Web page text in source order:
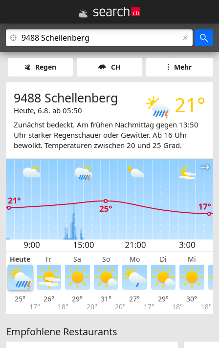
Regen CH Mehr
21°
9488 Schellenberg
Heute, 6.8. ab 05:50
Zunächst bedeckt. Am frühen Nachmittag gegen 13:50
Uhr starker Regenschauer oder Gewitter. Ab 16 Uhr
bewölkt. Temperaturen zwischen 20 und 25 Grad.
Heute Fr Sa So Mo Di Mi
25°
17°
26°
18°
29°
20°
31°
20°
27°
17°
29°
18°
30°
18°
Empfohlene Restaurants